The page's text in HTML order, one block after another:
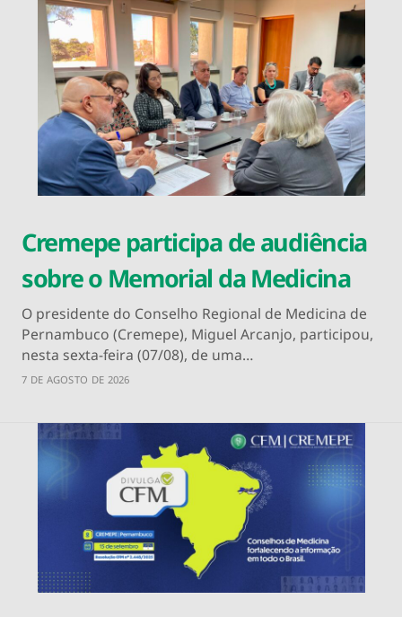
Cremepe participa de audiência
sobre o Memorial da Medicina
O presidente do Conselho Regional de Medicina de
Pernambuco (Cremepe), Miguel Arcanjo, participou,
nesta sexta-feira (07/08), de uma…
7 DE AGOSTO DE 2026